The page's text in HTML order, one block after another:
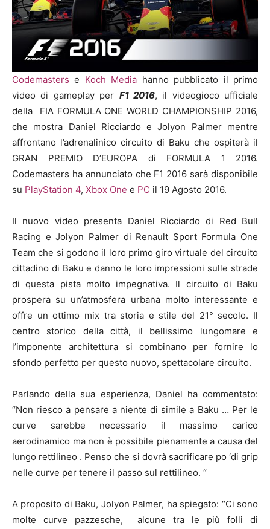
Codemasterse Koch Media hanno pubblicato il primo
video di gameplay per F1 2016, il videogioco ufficiale
della FIA FORMULA ONE WORLD CHAMPIONSHIP 2016,
che mostra Daniel Ricciardo e Jolyon Palmer mentre
affrontano l’adrenalinico circuito di Baku che ospiterà il
GRAN PREMIO D’EUROPA di FORMULA 1 2016.
Codemasters ha annunciato che F1 2016 sarà disponibile
su PlayStation 4, Xbox One e PC il 19 Agosto 2016.
Il nuovo video presenta Daniel Ricciardo di Red Bull
Racing e Jolyon Palmer di Renault Sport Formula One
Team che si godono il loro primo giro virtuale del circuito
cittadino di Baku e danno le loro impressioni sulle strade
di questa pista molto impegnativa. Il circuito di Baku
prospera su un’atmosfera urbana molto interessante e
offre un ottimo mix tra storia e stile del 21° secolo. Il
centro storico della città, il bellissimo lungomare e
l’imponente architettura si combinano per fornire lo
sfondo perfetto per questo nuovo, spettacolare circuito.
Parlando della sua esperienza, Daniel ha commentato:
“Non riesco a pensare a niente di simile a Baku … Per le
curve sarebbe necessario il massimo carico
aerodinamico ma non è possibile pienamente a causa del
lungo rettilineo . Penso che si dovrà sacrificare po ‘di grip
nelle curve per tenere il passo sul rettilineo. “
A proposito di Baku, Jolyon Palmer, ha spiegato: “Ci sono
molte curve pazzesche, alcune tra le più folli di